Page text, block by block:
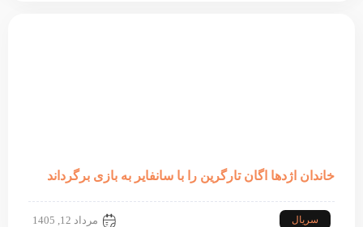
خاندان اژدها اگان تارگرین را با سانفایر به بازی برگرداند
سریال مرداد 12, 1405